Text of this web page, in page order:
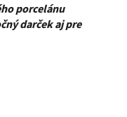
porcelánu
darček aj pre